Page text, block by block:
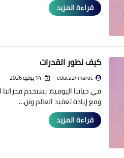
قراءة المزيد
كيف نطور القدرات
educa24maroc
في حياتنا اليومية، نستخدم
ومع زيادة تعقيد العالم وتن…
قراءة المزيد